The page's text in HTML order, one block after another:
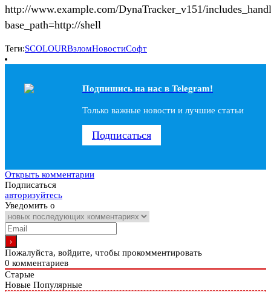
http://www.example.com/DynaTracker_v151/
base_path=http://shell
Теги:SCOLOURВзломНовостиСофт
Подпишись на наc в Telegram!
Только важные новости и лучшие статьи
Подписаться
Открыть комментарии
Подписаться
авторизуйтесь
Уведомить о
Пожалуйста, войдите, чтобы прокомментировать
0 комментариев
Старые
Новые Популярные